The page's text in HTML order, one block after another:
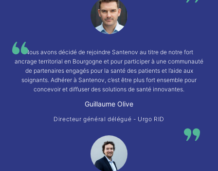
Nous avons décidé de rejoindre Santenov au titre de notre fort
ancrage territorial en Bourgogne et pour participer à une communauté
de partenaires engagés pour la santé des patients et l’aide aux
soignants. Adhérer à Santenov, c’est être plus fort ensemble pour
concevoir et diffuser des solutions de santé innovantes.
Guillaume Olive
Directeur général délégué - Urgo RID